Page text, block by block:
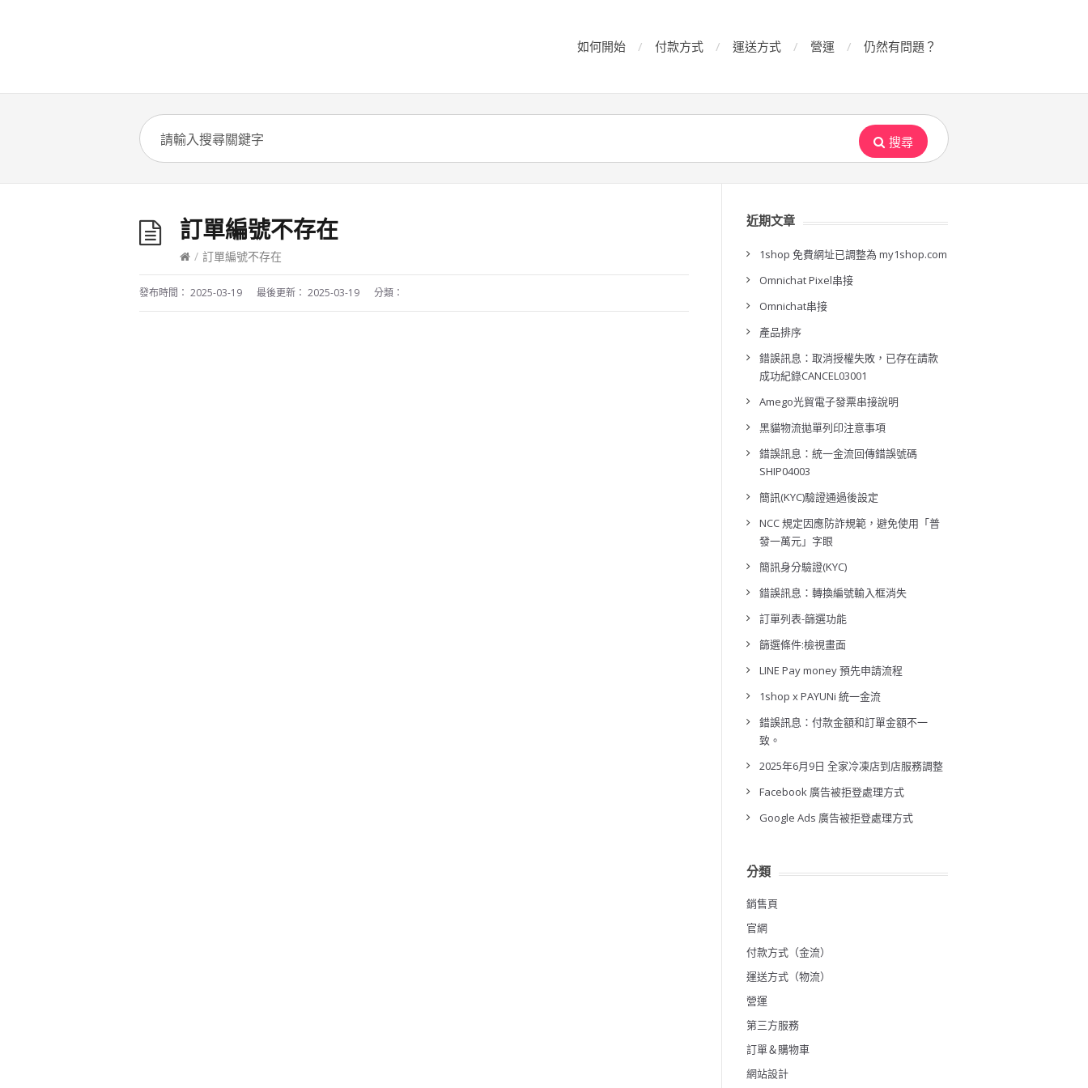
如何開始 付款方式 運送方式 營運 仍然有問題？
搜尋
訂單編號不存在
/ 訂單編號不存在
發布時間： 2025-03-19 最後更新： 2025-03-19 分類：
近期文章
1shop 免費網址已調整為 my1shop.com
Omnichat Pixel串接
Omnichat串接
產品排序
錯誤訊息：取消授權失敗，已存在請款
成功紀錄CANCEL03001
Amego光貿電子發票串接說明
黑貓物流拋單列印注意事項
錯誤訊息：統一金流回傳錯誤號碼
SHIP04003
簡訊(KYC)驗證通過後設定
NCC 規定因應防詐規範，避免使用「普
發一萬元」字眼
簡訊身分驗證(KYC)
錯誤訊息：轉換編號輸入框消失
訂單列表-篩選功能
篩選條件:檢視畫面
LINE Pay money 預先申請流程
1shop x PAYUNi 統一金流
錯誤訊息：付款金額和訂單金額不一
致。
2025年6月9日 全家冷凍店到店服務調整
Facebook 廣告被拒登處理方式
Google Ads 廣告被拒登處理方式
分類
銷售頁
官網
付款方式（金流）
運送方式（物流）
營運
第三方服務
訂單＆購物車
網站設計